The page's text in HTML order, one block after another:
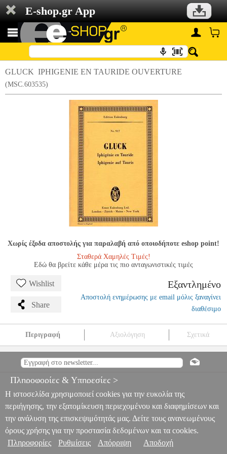
E-shop.gr App
GLUCK  IPHIGENIE EN TAURIDE OUVERTURE
(MSC.603535)
Χωρίς έξοδα αποστολής για παραλαβή από οποιοδήποτε eshop point!
Σταθερά Χαμηλές Τιμές!
Εδώ θα βρείτε κάθε μέρα τις πιο ανταγωνιστικές τιμές
Wishlist
Share
Εξαντλημένο
Αποστολή ενημέρωσης με email μόλις ξαναγίνει
διαθέσιμο
Περιγραφή Αξιολόγηση Σχετικά
GLUCK  IPHIGENIE EN TAURIDE OUVERTURE MSC.603535
MSC.603535 SCHOTT SOHNE SCHOTT SOHNE ΜΟΥΣΙΚΑ
ΒΙΒΛΙΑ ΟΡΧΗΣΤΡΙΚΗ ΜΟΥΣΙΚΗ
TAURIDE OUVERTURE
Πληροφορίες & Υπηρεσίες >
Η ιστοσελίδα χρησιμοποιεί cookies για την ευκολία της
περιήγησης, την εξατομίκευση περιεχομένου και διαφημίσεων και
την ανάλυση της επισκεψιμότητάς μας. Δείτε τους ανανεωμένους
όρους χρήσης για την προστασία δεδομένων και τα cookies.
Πληροφορίες
Ρυθμίσεις Απόρριψη Αποδοχή